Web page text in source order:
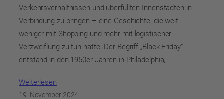
Verkehrsverhältnissen und überfüllten Innenstädten in
Verbindung zu bringen – eine Geschichte, die weit
weniger mit Shopping und mehr mit logistischer
Verzweiflung zu tun hatte. Der Begriff „Black Friday“
entstand in den 1950er-Jahren in Philadelphia,
Weiterlesen
19. November 2024